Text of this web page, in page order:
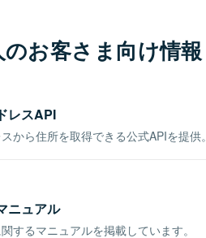
お客さま向け情報
レスAPI
から住所を取得できる公式APIを提供。
ニュアル
するマニュアルを掲載しています。